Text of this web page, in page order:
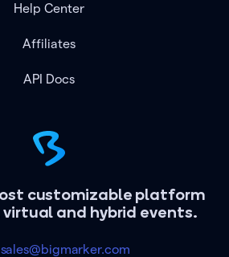
customizable platform
and hybrid events.
sales@bigmarker.com
Help Center
Affiliates
API Docs